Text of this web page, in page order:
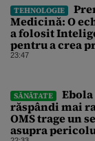
TEHNOLOGIE
Medicină: O
a folosit
pentru a crea
sintetice la
23:47
SĂNĂTATE
răspândi mai
OMS trage un
asupra